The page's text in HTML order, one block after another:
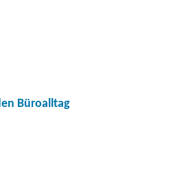
Büroalltag